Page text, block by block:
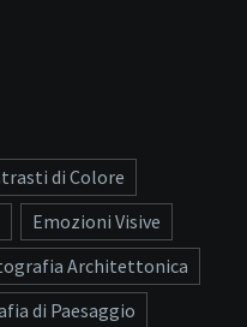
di Colore
Emozioni Visive
Architettonica
di Paesaggio